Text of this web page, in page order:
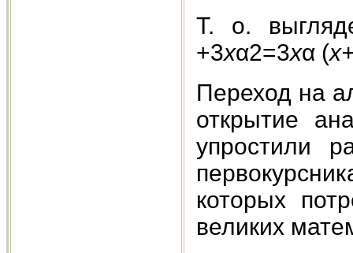
Т. о.
+3хα2=3хα (
Переход на
открытие
упростили
которых
великих